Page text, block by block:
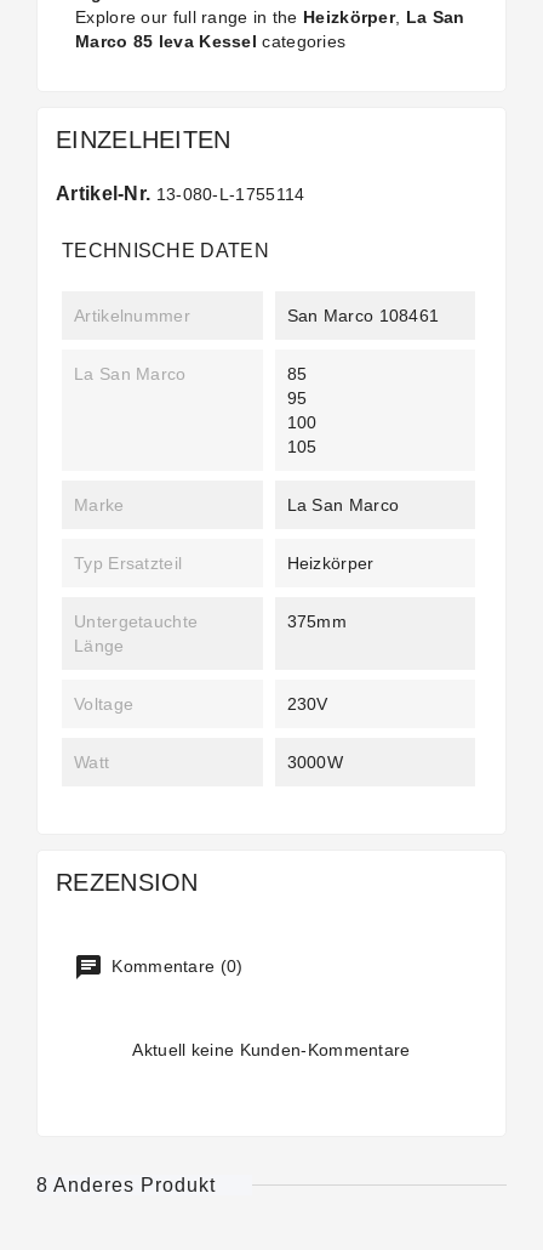
Explore our full range in the Heizkörper, La San
Marco 85 leva Kessel categories
EINZELHEITEN
Artikel-Nr. 13-080-L-1755114
TECHNISCHE DATEN
Artikelnummer San Marco 108461
La San Marco
85
95
100
105
Marke La San Marco
Typ Ersatzteil Heizkörper
Untergetauchte
Länge
375mm
Voltage 230V
Watt 3000W
REZENSION
Kommentare (0)
Aktuell keine Kunden-Kommentare
8 Anderes Produkt